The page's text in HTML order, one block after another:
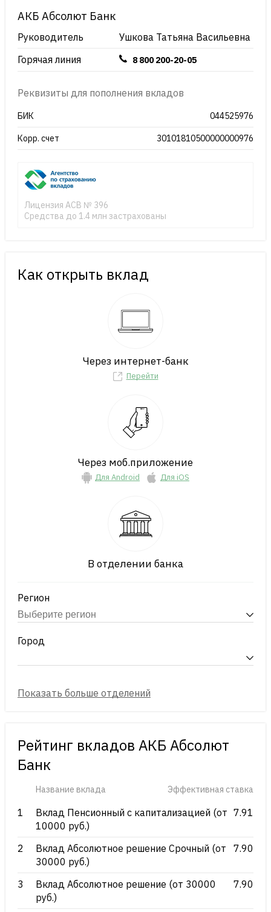
АКБ Абсолют Банк
Руководитель
Ушкова Татьяна Васильевна
Горячая линия
8 800 200-20-05
Реквизиты для пополнения вкладов
БИК 044525976
Корр. счет 30101810500000000976
Лицензия АСВ № 396
Средства до 1.4 млн застрахованы
Как открыть вклад
Через интернет-банк
Перейти
Через моб.приложение
Для Android Для iOS
В отделении банка
Регион
Город
Рейтинг вкладов АКБ Абсолют
Банк
Название вклада Эффективная ставка
1
Вклад Пенсионный с капитализацией (от
10000 руб.)
7.91
2
Вклад Абсолютное решение Срочный (от
30000 руб.)
7.90
3
Вклад Абсолютное решение (от 30000
руб.)
7.90